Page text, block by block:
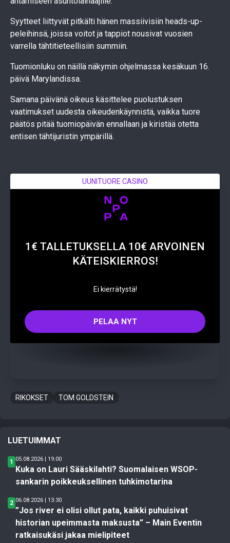
Syytteet liittyvät pitkälti hänen massiivisiin heads-up-
peleihinsä, joissa voitot ja tappiot nousivat vuosien
varrella tähtitieteellisiin summiin.
Tuomionluku on näillä näkymin ohjelmassa kesäkuun 16.
päivä Marylandissa.
Samana päivänä oikeus käsittelee puolustuksen
vaatimukset uudesta oikeudenkäynnistä, vaikka tuore
päätös pitää tuomiopäivän ennallaan ja kiristää otetta
entisen tähtijuristin ympärillä.
UUNITUORE CASINO
1€ TALLETUKSELLA 10€ ARVOINEN
KÄTEISKIERROS!
Ei kierrätystä!
PELAA NYT
RIKOKSET TOM GOLDSTEIN
LUETUIMMAT
1 05.08.2026 | 19.00
Kuka on Lauri Sääskilahti? Suomalaisen WSOP-
sankarin poikkeuksellinen tuhkimotarina
2 06.08.2026 | 13.30
”Jos river ei olisi ollut pata, kaikki puhuisivat
historian upeimmasta maksusta” – Main Eventin
ratkaisukäsi jakaa mielipiteet